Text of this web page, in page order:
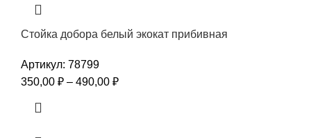
Стойка добора белый экокат прибивная
Артикул: 78799
350,00 ₽ – 490,00 ₽